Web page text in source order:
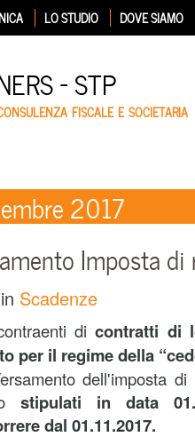
LO STUDIO DOVE SIAMO
– STP
FISCALE E SOCIETARIA
2017
Imposta
in Scadenze
di contratti di
per il regime della
dell'imposta
stipulati in data
dal 01.11.2017.